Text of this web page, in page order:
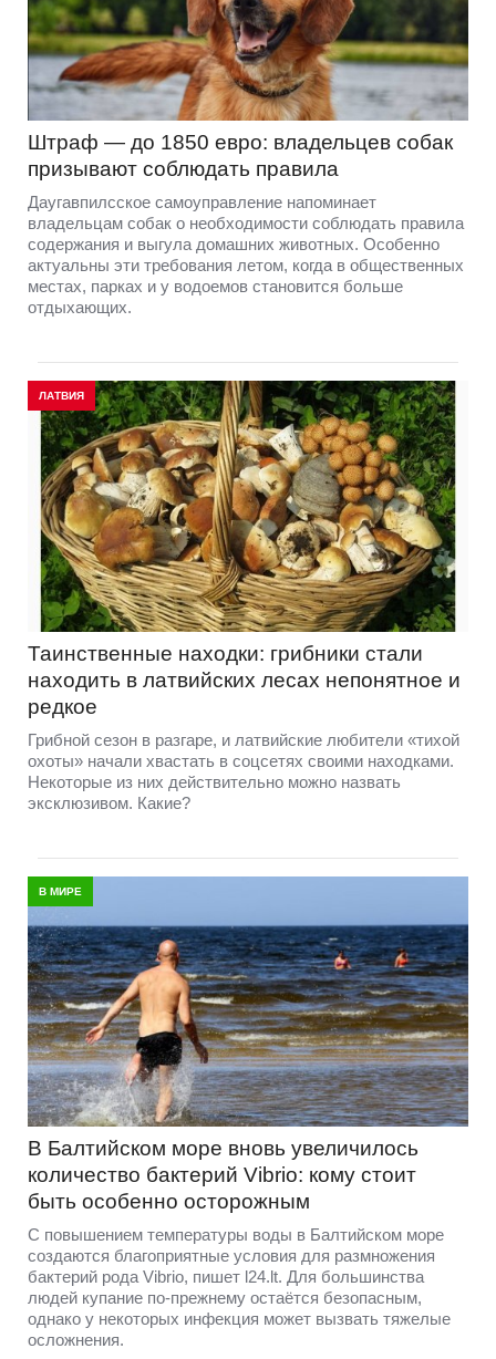
Штраф — до 1850 евро: владельцев собак
призывают соблюдать правила
Даугавпилсское самоуправление напоминает
владельцам собак о необходимости соблюдать правила
содержания и выгула домашних животных. Особенно
актуальны эти требования летом, когда в общественных
местах, парках и у водоемов становится больше
отдыхающих.
ЛАТВИЯ
Таинственные находки: грибники стали
находить в латвийских лесах непонятное и
редкое
Грибной сезон в разгаре, и латвийские любители «тихой
охоты» начали хвастать в соцсетях своими находками.
Некоторые из них действительно можно назвать
эксклюзивом. Какие?
В МИРЕ
В Балтийском море вновь увеличилось
количество бактерий Vibrio: кому стоит
быть особенно осторожным
С повышением температуры воды в Балтийском море
создаются благоприятные условия для размножения
бактерий рода Vibrio, пишет l24.lt. Для большинства
людей купание по-прежнему остаётся безопасным,
однако у некоторых инфекция может вызвать тяжелые
осложнения.